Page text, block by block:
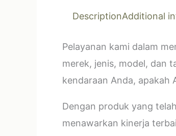
DescriptionAdditional
Pelayanan kami dalam
merek, jenis, model, dan
kendaraan Anda, apakah
Dengan produk yang
menawarkan kinerja